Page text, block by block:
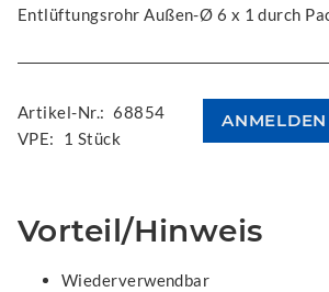
Entlüftungsrohr Außen-Ø 6 x 1 durch
Artikel-Nr.: 68854
VPE:
1 Stück
Vorteil/Hinweis
Wiederverwendbar